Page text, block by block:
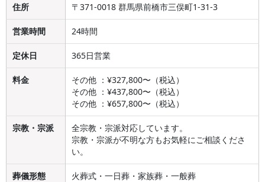
住所 〒371-0018 群馬県前橋市三俣町1-31-3
営業時間 24時間
定休日 365日営業
料金
その他 ：¥327,800〜（税込）
その他 ：¥437,800〜（税込）
その他 ：¥657,800〜（税込）
宗教・宗派
全宗教・宗派対応しています。
宗教・宗派が不明な方もお気軽にご相談くださ
い。
葬儀形態 火葬式・一日葬・家族葬・一般葬